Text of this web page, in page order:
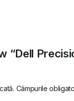
“Dell
Câmpurile